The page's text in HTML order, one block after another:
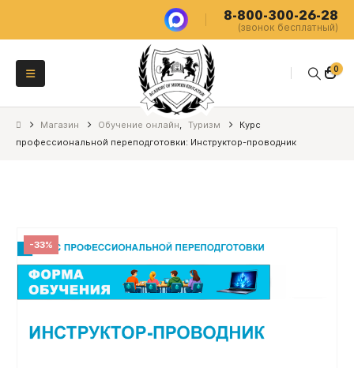
8-800-300-26-28
(звонок бесплатный)
0
Магазин Обучение онлайн, Туризм
Курс
профессиональной переподготовки: Инструктор-проводник
-33%